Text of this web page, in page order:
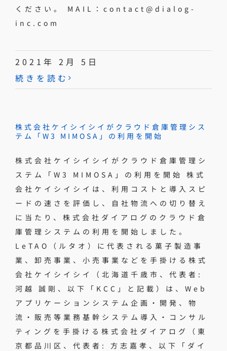
ください。 MAIL：contact@dialog-
inc.com
2021年 2月 5日
続きを読む
株式会社ケイシイシイがクラウド倉庫管理シス
テム「W3 MIMOSA」の利用を開始
株式会社ケイシイシイがクラウド倉庫管理シ
ステム「W3 MIMOSA」の利用を開始 株式
会社ケイシイシイは、利用コストと導入スピ
ードの速さを評価し、自社物流への切り替え
に当たり、株式会社ダイアログのクラウド倉
庫管理システムの利用を開始しました。
LeTAO（ルタオ）に代表される菓子製造事
業、卸売事業、小売事業などを手掛ける株式
会社ケイシイシイ（北海道千歳市、代表者:
河越 誠剛、以下「KCC」と記載）は、Web
アプリケーションシステム企画・開発、物
流・販売等業務基幹システム導入・コンサル
ティングを手掛ける株式会社ダイアログ（東
京都品川区、代表者: 方志嘉孝、以下「ダイ